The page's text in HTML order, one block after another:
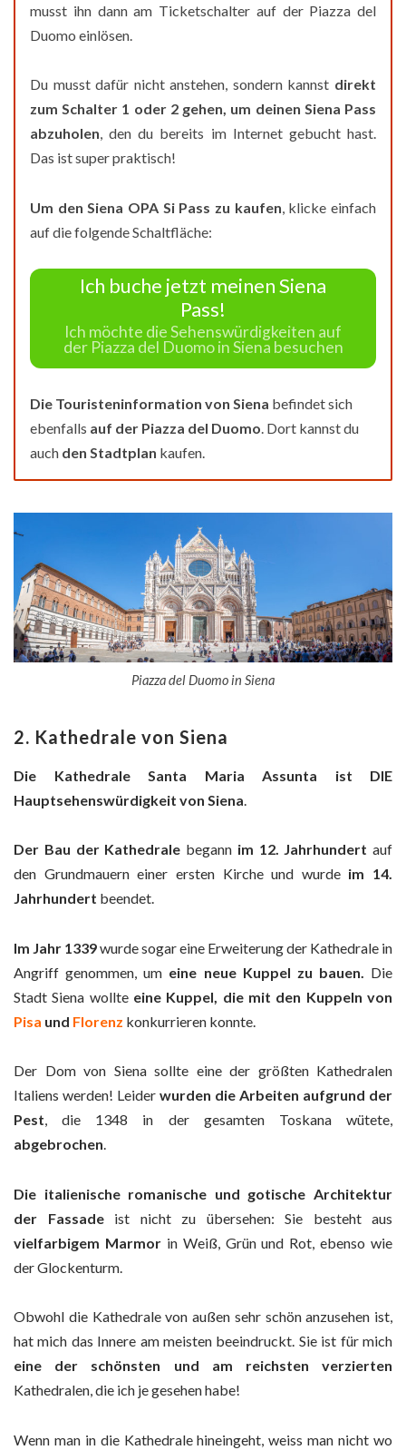
musst ihn dann am Ticketschalter auf der Piazza del
Duomo einlösen.
Du musst dafür nicht anstehen, sondern kannst direkt
zum Schalter 1 oder 2 gehen, um deinen Siena Pass
abzuholen, den du bereits im Internet gebucht hast.
Das ist super praktisch!
Um den Siena OPA Si Pass zu kaufen , klicke einfach
auf die folgende Schaltfläche:
Ich buche jetzt meinen Siena
Pass!
Ich möchte die Sehenswürdigkeiten auf
der Piazza del Duomo in Siena besuchen
Die Touristeninformation von Siena befindet sich
ebenfalls auf der Piazza del Duomo . Dort kannst du
auch den Stadtplan kaufen.
Piazza del Duomo in Siena
2. Kathedrale von Siena
Die Kathedrale Santa Maria Assunta
ist DIE
Hauptsehenswürdigkeit von Siena.
Der Bau der Kathedrale begann im 12. Jahrhundert auf
den Grundmauern einer ersten Kirche und wurdeim 14.
Jahrhundert beendet.
Im Jahr 1339wurde sogar eine Erweiterung der Kathedrale in
Angriff genommen, um eine neue Kuppel zu bauen. Die
Stadt Siena wollte eine Kuppel, die mit den Kuppeln von
Pisa und Florenz konkurrieren konnte.
Der Dom von Siena sollte eine der größten Kathedralen
Italiens werden! Leider wurden die Arbeiten aufgrund der
Pest, die 1348 in der gesamten Toskana wütete,
abgebrochen.
Die italienische romanische und gotische Architektur
der Fassadeist nicht zu übersehen: Sie besteht aus
vielfarbigem Marmor in Weiß, Grün und Rot, ebenso wie
der Glockenturm.
Obwohl die Kathedrale von außen sehr schön anzusehen ist,
hat mich das Innere am meisten beeindruckt. Sie ist für mich
eine der schönsten und am reichsten verzierten
Kathedralen, die ich je gesehen habe!
Wenn man in die Kathedrale hineingeht, weiss man nicht wo